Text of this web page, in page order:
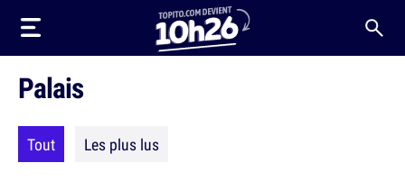
Palais
Tout Les plus lus